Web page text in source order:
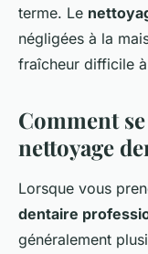
terme. Le
négligées à la
fraîcheur difficile
Comment
nettoyage
Lorsque vous
dentaire
généralement